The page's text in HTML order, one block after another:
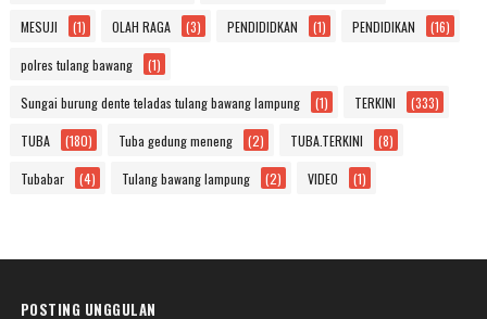
MESUJI (1) OLAH RAGA (3) PENDIDIDKAN (1) PENDIDIKAN (16)
polres tulang bawang (1)
Sungai burung dente teladas tulang bawang lampung (1) TERKINI (333)
TUBA (180) Tuba gedung meneng (2) TUBA.TERKINI (8)
Tubabar (4) Tulang bawang lampung (2) VIDEO (1)
POSTING UNGGULAN